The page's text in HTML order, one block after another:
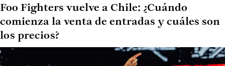
Foo Fighters vuelve a Chile: ¿Cuándo
comienza la venta de entradas y cuáles son
los precios?